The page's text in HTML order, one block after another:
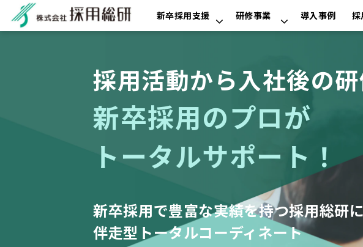
新卒採用支援 研修事業 導入事例 採
採用活動から入社後の
新卒採用のプロが
トータルサポート！
新卒採用で豊富な実績を持つ採用総研
伴走型トータルコーディネート